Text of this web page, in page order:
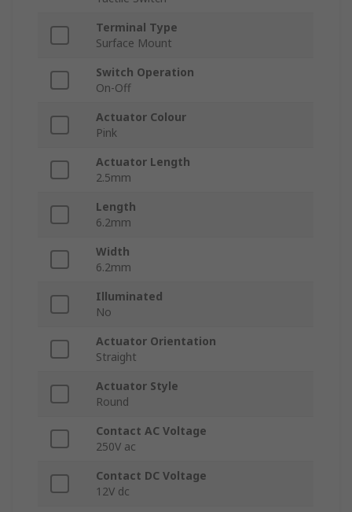
Terminal Type
Surface Mount
Switch Operation
On-Off
Actuator Colour
Pink
Actuator Length
2.5mm
Length
6.2mm
Width
6.2mm
Illuminated
No
Actuator Orientation
Straight
Actuator Style
Round
Contact AC Voltage
250V ac
Contact DC Voltage
12V dc